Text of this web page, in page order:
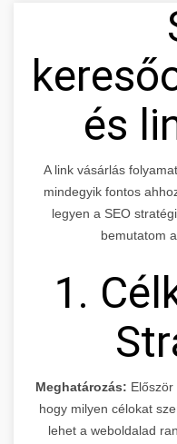
és
A link vásárlás
mindegyik fontos
legyen a SEO
bemutatom
1.
Meghatározás: Először
hogy milyen célokat
lehet a weboldalad